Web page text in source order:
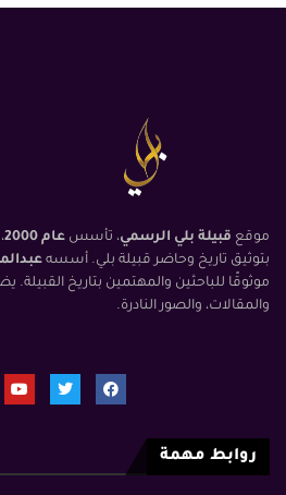
موقع قبيلة بلي الرسمي، تأسس عام 2000
بتوثيق تاريخ وحاضر قبيلة بلي. أسسه
موثوقًا للباحثين والمهتمين بتاريخ القبيلة.
والمقالات، والصور النادرة.
روابط مهمة